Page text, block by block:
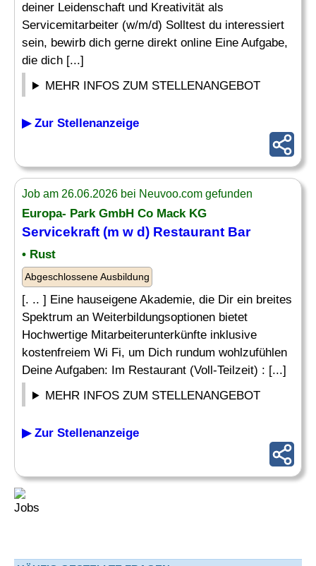
deiner Leidenschaft und Kreativität als
Servicemitarbeiter (w/m/d) Solltest du interessiert
sein, bewirb dich gerne direkt online Eine Aufgabe,
die dich [...]
MEHR INFOS ZUM STELLENANGEBOT
▶ Zur Stellenanzeige
Job am 26.06.2026 bei Neuvoo.com gefunden
Europa- Park GmbH Co Mack KG
Servicekraft (m w d) Restaurant Bar
• Rust
Abgeschlossene Ausbildung
[. .. ] Eine hauseigene Akademie, die Dir ein breites
Spektrum an Weiterbildungsoptionen bietet
Hochwertige Mitarbeiterunterkünfte inklusive
kostenfreiem Wi Fi, um Dich rundum wohlzufühlen
Deine Aufgaben: Im Restaurant (Voll-Teilzeit) : [...]
MEHR INFOS ZUM STELLENANGEBOT
▶ Zur Stellenanzeige